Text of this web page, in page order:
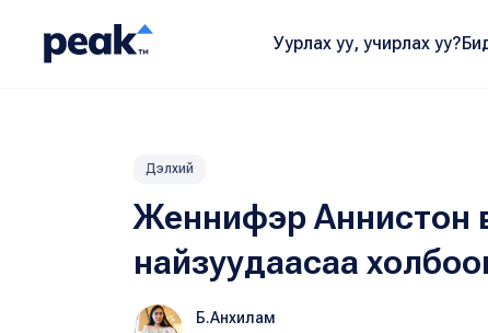
Уурлах уу, учирлах уу?
Дэлхий
Женнифэр Аннистон
найзуудаасаа
Б.Анхилам